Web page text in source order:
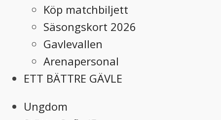
Köp matchbiljett
Säsongskort 2026
Gavlevallen
Arenapersonal
ETT BÄTTRE GÄVLE
Ungdom